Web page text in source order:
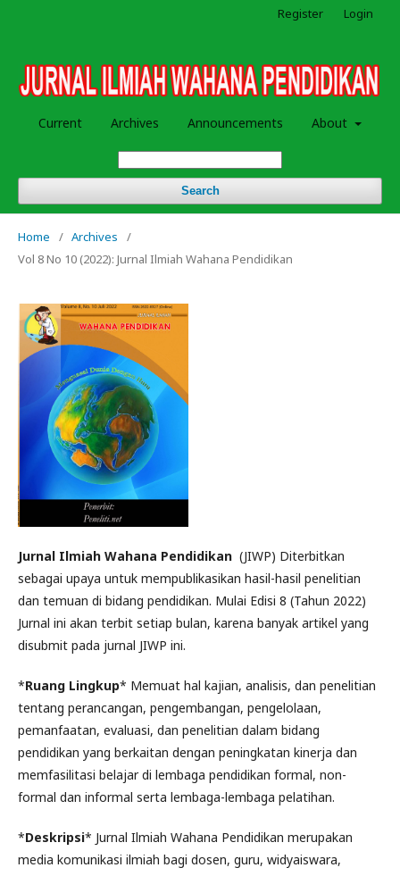
Current Archives Announcements About
Search
Register Login
Home / Archives
/
Vol 8 No 10 (2022): Jurnal Ilmiah Wahana Pendidikan
Jurnal Ilmiah Wahana Pendidikan (JIWP) Diterbitkan
sebagai upaya untuk mempublikasikan hasil-hasil penelitian
dan temuan di bidang pendidikan. Mulai Edisi 8 (Tahun 2022)
Jurnal ini akan terbit setiap bulan, karena banyak artikel yang
disubmit pada jurnal JIWP ini.
*Ruang Lingkup* Memuat hal kajian, analisis, dan penelitian
tentang perancangan, pengembangan, pengelolaan,
pemanfaatan, evaluasi, dan penelitian dalam bidang
pendidikan yang berkaitan dengan peningkatan kinerja dan
memfasilitasi belajar di lembaga pendidikan formal, non-
formal dan informal serta lembaga-lembaga pelatihan.
*Deskripsi* Jurnal Ilmiah Wahana Pendidikan merupakan
media komunikasi ilmiah bagi dosen, guru, widyaiswara,